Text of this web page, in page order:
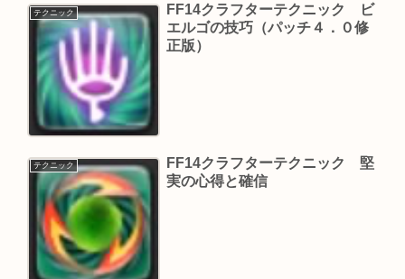
テクニック
FF14クラフターテクニック ビ
エルゴの技巧（パッチ４．０修
正版）
テクニック
FF14クラフターテクニック 堅
実の心得と確信